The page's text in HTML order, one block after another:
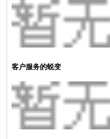
客户服务的蜕变